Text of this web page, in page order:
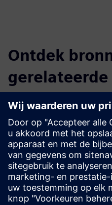
Ontdek
Aanvullende
Meer informatie over
Vereisten
geen